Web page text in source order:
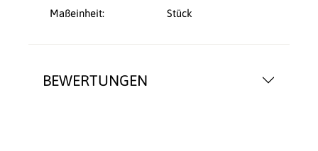
BEWERTUNGEN
Maßeinheit: Stück